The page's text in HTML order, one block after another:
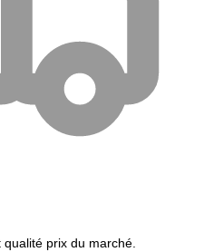
prix du marché.